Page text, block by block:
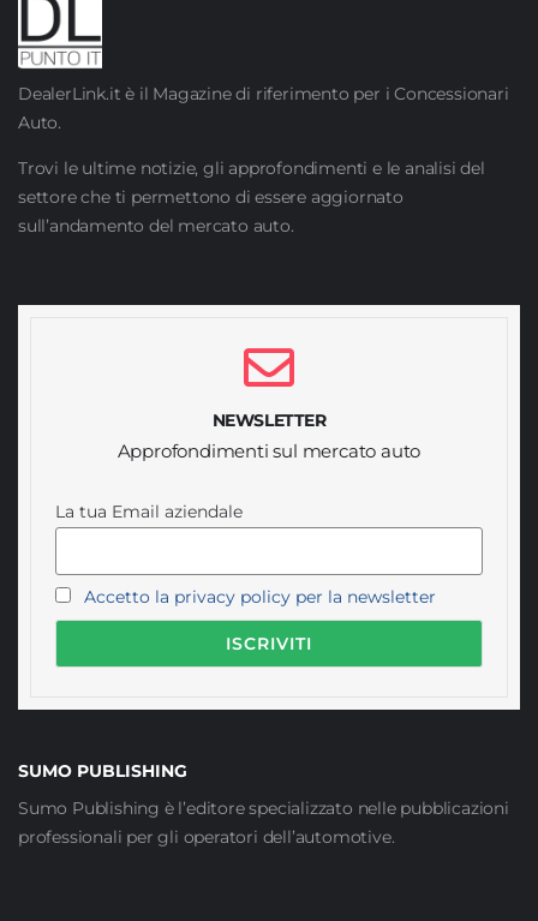
DealerLink.it è il Magazine di riferimento per i Concessionari
Auto.
Trovi le ultime notizie, gli approfondimenti e le analisi del
settore che ti permettono di essere aggiornato
sull’andamento del mercato auto.
NEWSLETTER
Approfondimenti sul mercato auto
La tua Email aziendale
Accetto la privacy policy per la newsletter
SUMO PUBLISHING
Sumo Publishing è l’editore specializzato nelle pubblicazioni
professionali per gli operatori dell’automotive.